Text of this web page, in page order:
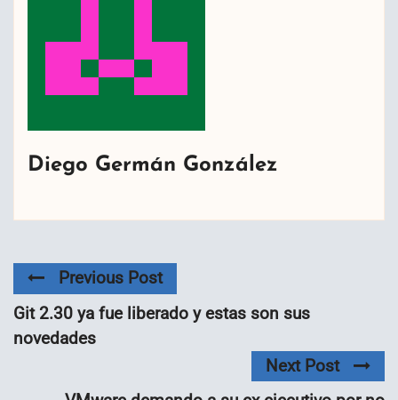
Diego Germán González
Previous Post
Git 2.30 ya fue liberado y estas son sus
novedades
Next Post